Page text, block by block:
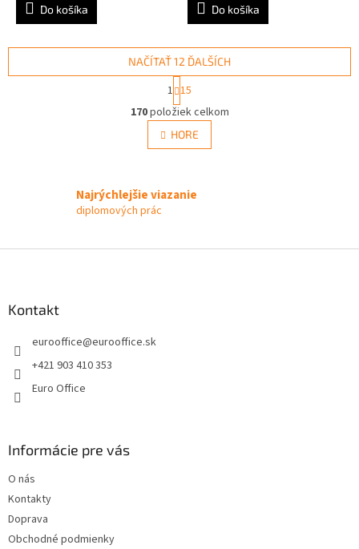
Do košíka Do košíka
O
v
l
á
c
NAČÍTAŤ 12 ĎALŠÍCH
t
r
á
n
k
a
1 15
170položiek celkom
HORE
Najrýchlejšie viazanie
diplomových prác
Kontakt
eurooffice@eurooffice.sk
+421 903 410 353
Euro Office
Informácie pre vás
O nás
Kontakty
Doprava
Obchodné podmienky